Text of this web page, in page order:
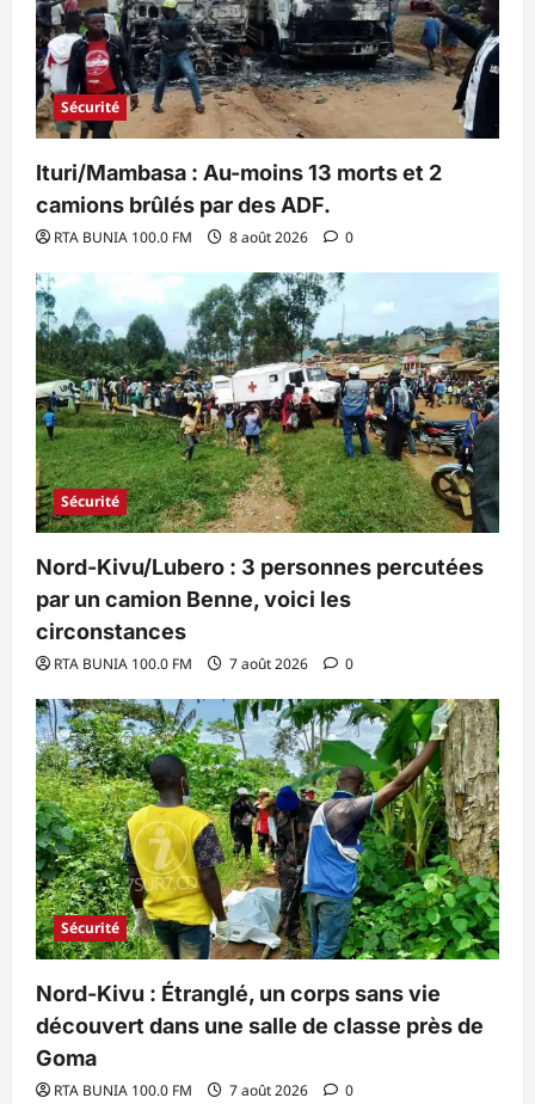
Sécurité
Ituri/Mambasa : Au-moins 13 morts et 2
camions brûlés par des ADF.
RTA BUNIA 100.0 FM 8 août 2026 0
Sécurité
Nord-Kivu/Lubero : 3 personnes percutées
par un camion Benne, voici les
circonstances
RTA BUNIA 100.0 FM 7 août 2026 0
Sécurité
Nord-Kivu : Étranglé, un corps sans vie
découvert dans une salle de classe près de
Goma
RTA BUNIA 100.0 FM 7 août 2026 0